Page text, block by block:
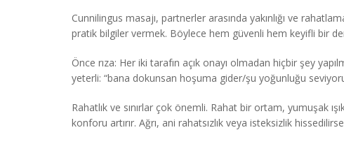
Cunnilingus masajı, partnerler arasında yakınlığı ve
pratik bilgiler vermek. Böylece hem güvenli hem keyifli bir
Önce rıza: Her iki tarafın açık onayı olmadan hiçbir şey
yeterli: “bana dokunsan hoşuma gider/şu yoğunluğu
Rahatlık ve sınırlar çok önemli. Rahat bir ortam, yumuşak
konforu artırır. Ağrı, ani rahatsızlık veya isteksizlik